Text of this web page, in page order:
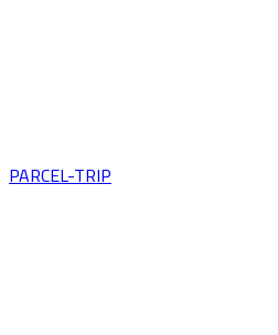
PARCEL-TRIP